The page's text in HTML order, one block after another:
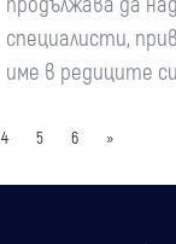
специалисти,
име в редиците си
4 5 6 »